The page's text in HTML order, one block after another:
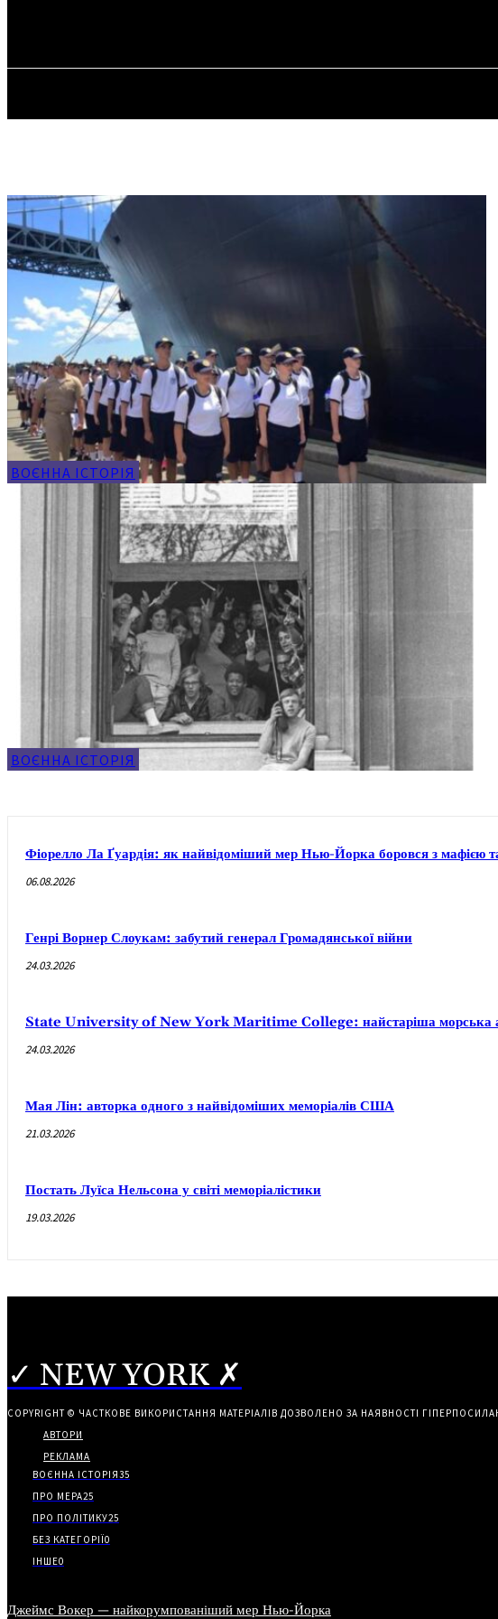
ВОЄННА ІСТОРІЯ
ВОЄННА ІСТОРІЯ
Фіорелло Ла Ґуардія: як найвідоміший мер Нью-Йорка боровся з мафією
06.08.2026
Генрі Ворнер Слоукам: забутий генерал Громадянської війни
24.03.2026
State University of New York Maritime College: найстаріша морська
24.03.2026
Мая Лін: авторка одного з найвідоміших меморіалів США
21.03.2026
Постать Луїса Нельсона у світі меморіалістики
19.03.2026
✓ NEW YORK ✗
COPYRIGHT © ЧАСТКОВЕ ВИКОРИСТАННЯ МАТЕРІАЛІВ ДОЗВОЛЕНО ЗА НАЯВНОСТІ
АВТОРИ
РЕКЛАМА
ВОЄННА ІСТОРІЯ35
ПРО МЕРА25
ПРО ПОЛІТИКУ25
БЕЗ КАТЕГОРІЇ0
ІНШЕ0
Джеймс Вокер — найкорумпованіший мер Нью-Йорка